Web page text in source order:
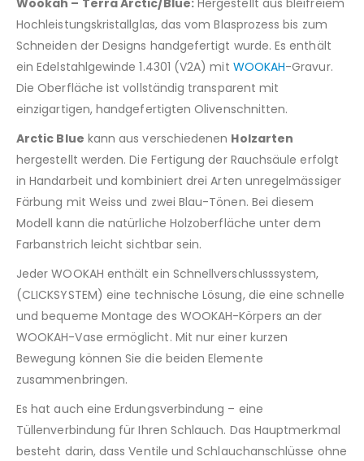
Wookah – Terra Arctic/Blue:Hergestellt aus bleifreiem
Hochleistungskristallglas, das vom Blasprozess bis zum
Schneiden der Designs handgefertigt wurde. Es enthält
ein Edelstahlgewinde 1.4301 (V2A) mit WOOKAH-Gravur.
Die Oberfläche ist vollständig transparent mit
einzigartigen, handgefertigten Olivenschnitten.
Arctic Blue kann aus verschiedenen Holzarten
hergestellt werden. Die Fertigung der Rauchsäule erfolgt
in Handarbeit und kombiniert drei Arten unregelmässiger
Färbung mit Weiss und zwei Blau-Tönen. Bei diesem
Modell kann die natürliche Holzoberfläche unter dem
Farbanstrich leicht sichtbar sein.
Jeder WOOKAH enthält ein Schnellverschlusssystem,
(CLICKSYSTEM) eine technische Lösung, die eine schnelle
und bequeme Montage des WOOKAH-Körpers an der
WOOKAH-Vase ermöglicht. Mit nur einer kurzen
Bewegung können Sie die beiden Elemente
zusammenbringen.
Es hat auch eine Erdungsverbindung – eine
Tüllenverbindung für Ihren Schlauch. Das Hauptmerkmal
besteht darin, dass Ventile und Schlauchanschlüsse ohne